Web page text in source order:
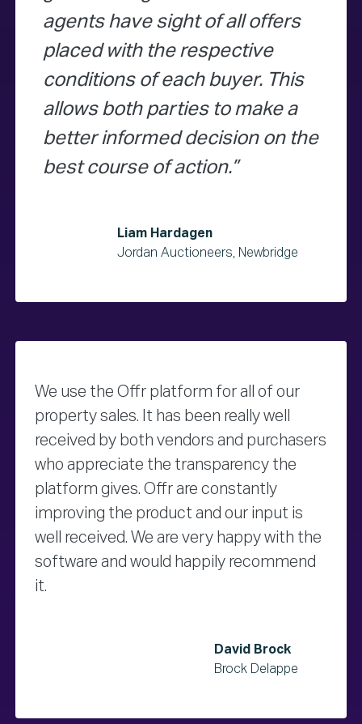
agents have sight of all offers
placed with the respective
conditions of each buyer. This
allows both parties to make a
better informed decision on the
best course of action.
Liam Hardagen
Jordan Auctioneers, Newbridge
We use the Offr platform for all of our
property sales. It has been really well
received by both vendors and purchasers
who appreciate the transparency the
platform gives. Offr are constantly
improving the product and our input is
well received. We are very happy with the
software and would happily recommend
it.
David Brock
Brock Delappe